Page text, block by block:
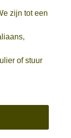
zijn tot een
of stuur